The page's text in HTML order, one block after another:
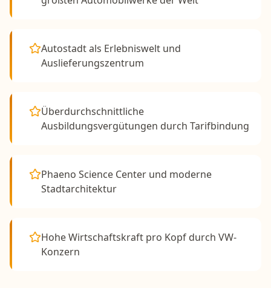
Autostadt als Erlebniswelt und
Auslieferungszentrum
Überdurchschnittliche
Ausbildungsvergütungen durch Tarifbindung
Phaeno Science Center und moderne
Stadtarchitektur
Hohe Wirtschaftskraft pro Kopf durch VW-
Konzern